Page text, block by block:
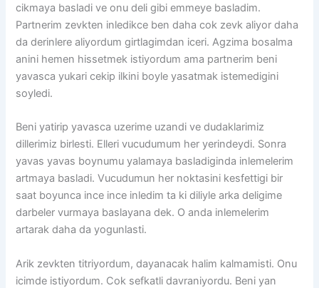
cikmaya basladi ve onu deli gibi emmeye basladim.
Partnerim zevkten inledikce ben daha cok zevk aliyor daha
da derinlere aliyordum girtlagimdan iceri. Agzima bosalma
anini hemen hissetmek istiyordum ama partnerim beni
yavasca yukari cekip ilkini boyle yasatmak istemedigini
soyledi.
Beni yatirip yavasca uzerime uzandi ve dudaklarimiz
dillerimiz birlesti. Elleri vucudumum her yerindeydi. Sonra
yavas yavas boynumu yalamaya basladiginda inlemelerim
artmaya basladi. Vucudumun her noktasini kesfettigi bir
saat boyunca ince ince inledim ta ki diliyle arka deligime
darbeler vurmaya baslayana dek. O anda inlemelerim
artarak daha da yogunlasti.
Arik zevkten titriyordum, dayanacak halim kalmamisti. Onu
icimde istiyordum. Cok sefkatli davraniyordu. Beni yan